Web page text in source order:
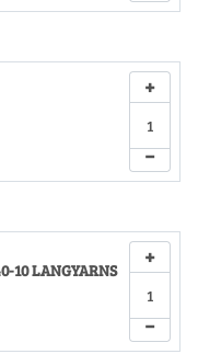
−
+
LANGYARNS
−
+